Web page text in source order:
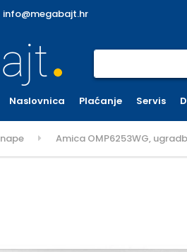
info@megabajt.hr
Naslovnica Plaćanje Servis
Amica OMP6253WG,